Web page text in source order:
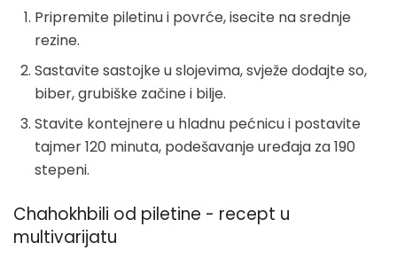
Pripremite piletinu i povrće, isecite na srednje
rezine.
Sastavite sastojke u slojevima, svježe dodajte so,
biber, grubiške začine i bilje.
Stavite kontejnere u hladnu pećnicu i postavite
tajmer 120 minuta, podešavanje uređaja za 190
stepeni.
Chahokhbili od piletine - recept u
multivarijatu